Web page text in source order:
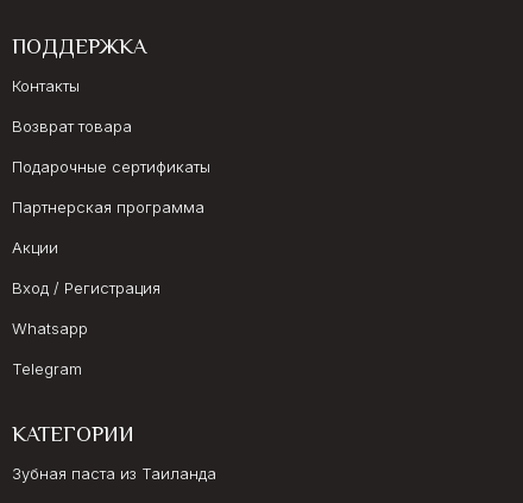
ПОДДЕРЖКА
Контакты
Возврат товара
Подарочные сертификаты
Партнерская программа
Акции
Вход / Регистрация
Whatsapp
Telegram
КАТЕГОРИИ
Зубная паста из Таиланда